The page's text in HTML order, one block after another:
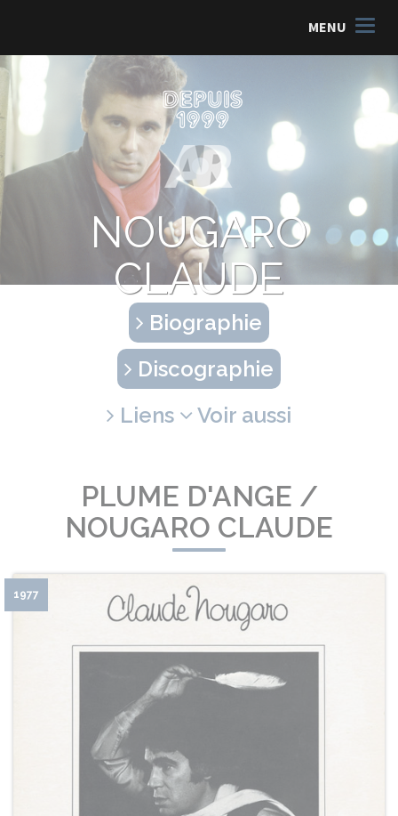
MENU
NOUGARO
CLAUDE
Biographie
Discographie
Liens
Voir aussi
PLUME D'ANGE /
NOUGARO CLAUDE
1977